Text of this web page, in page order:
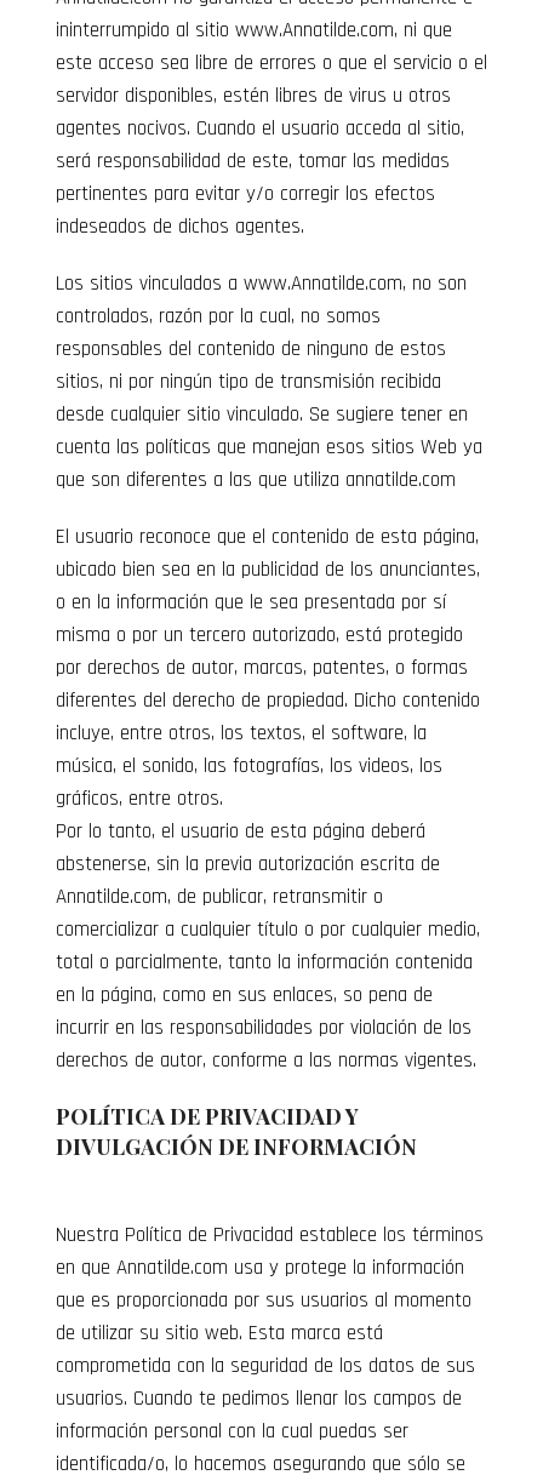
ininterrumpido al sitio www.Annatilde.com, ni que
este acceso sea libre de errores o que el servicio o el
servidor disponibles, estén libres de virus u otros
agentes nocivos. Cuando el usuario acceda al sitio,
será responsabilidad de este, tomar las medidas
pertinentes para evitar y/o corregir los efectos
indeseados de dichos agentes.
Los sitios vinculados a www.Annatilde.com, no son
controlados, razón por la cual, no somos
responsables del contenido de ninguno de estos
sitios, ni por ningún tipo de transmisión recibida
desde cualquier sitio vinculado. Se sugiere tener en
cuenta las políticas que manejan esos sitios Web ya
que son diferentes a las que utiliza annatilde.com
El usuario reconoce que el contenido de esta página,
ubicado bien sea en la publicidad de los anunciantes,
o en la información que le sea presentada por sí
misma o por un tercero autorizado, está protegido
por derechos de autor, marcas, patentes, o formas
diferentes del derecho de propiedad. Dicho contenido
incluye, entre otros, los textos, el software, la
música, el sonido, las fotografías, los videos, los
gráficos, entre otros.
Por lo tanto, el usuario de esta página deberá
abstenerse, sin la previa autorización escrita de
Annatilde.com, de publicar, retransmitir o
comercializar a cualquier título o por cualquier medio,
total o parcialmente, tanto la información contenida
en la página, como en sus enlaces, so pena de
incurrir en las responsabilidades por violación de los
derechos de autor, conforme a las normas vigentes.
POLÍTICA DE PRIVACIDAD Y
DIVULGACIÓN DE INFORMACIÓN
Nuestra Política de Privacidad establece los términos
en que Annatilde.com usa y protege la información
que es proporcionada por sus usuarios al momento
de utilizar su sitio web. Esta marca está
comprometida con la seguridad de los datos de sus
usuarios. Cuando te pedimos llenar los campos de
información personal con la cual puedas ser
identificada/o, lo hacemos asegurando que sólo se